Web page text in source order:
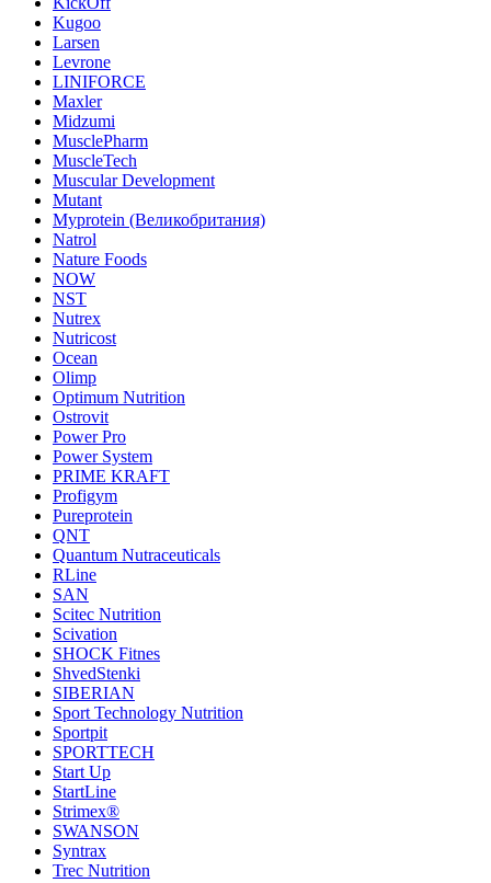
Kugoo
Larsen
Levrone
LINIFORCE
Maxler
Midzumi
MusclePharm
MuscleTech
Muscular Development
Mutant
Myprotein (Великобритания)
Natrol
Nature Foods
NOW
NST
Nutrex
Nutricost
Ocean
Olimp
Optimum Nutrition
Ostrovit
Power Pro
Power System
PRIME KRAFT
Profigym
Pureprotein
QNT
Quantum Nutraceuticals
RLine
SAN
Scitec Nutrition
Scivation
SHOCK Fitnes
ShvedStenki
SIBERIAN
Sport Technology Nutrition
Sportpit
SPORTTECH
Start Up
StartLine
Strimex®
SWANSON
Syntrax
Trec Nutrition